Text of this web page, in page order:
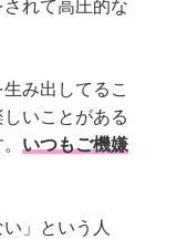
れて高圧的な
み出してるこ
いことがある
いつもご機嫌
」という人